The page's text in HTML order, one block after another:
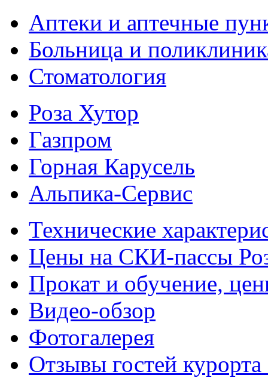
Аптеки и аптечные
Больница и
Стоматология
Роза Хутор
Газпром
Горная Карусель
Альпика-Сервис
Технические
Цены на СКИ-пассы
Прокат и обучение,
Видео-обзор
Фотогалерея
Отзывы гостей